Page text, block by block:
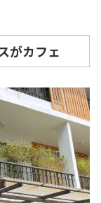
がカフェ